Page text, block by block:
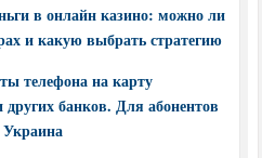
в онлайн казино: можно ли
и какую выбрать стратегию
телефона на карту
банков. Для абонентов